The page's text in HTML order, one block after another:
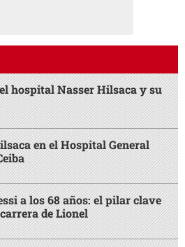
hospital Nasser Hilsaca y su
en el Hospital General
a los 68 años: el pilar clave
de Lionel